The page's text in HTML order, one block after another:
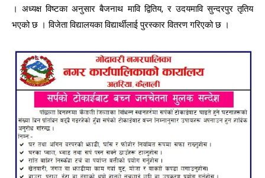
। अध्यक्ष विष्टका अनुसार बैजनाथ मावि द्वितिय, र उदयमावि सुन्दरपुर तृतिय
भएको छ । विजेता विद्यालयका विद्यार्थीलाई पुरस्कार वितरण गरिएको छ ।